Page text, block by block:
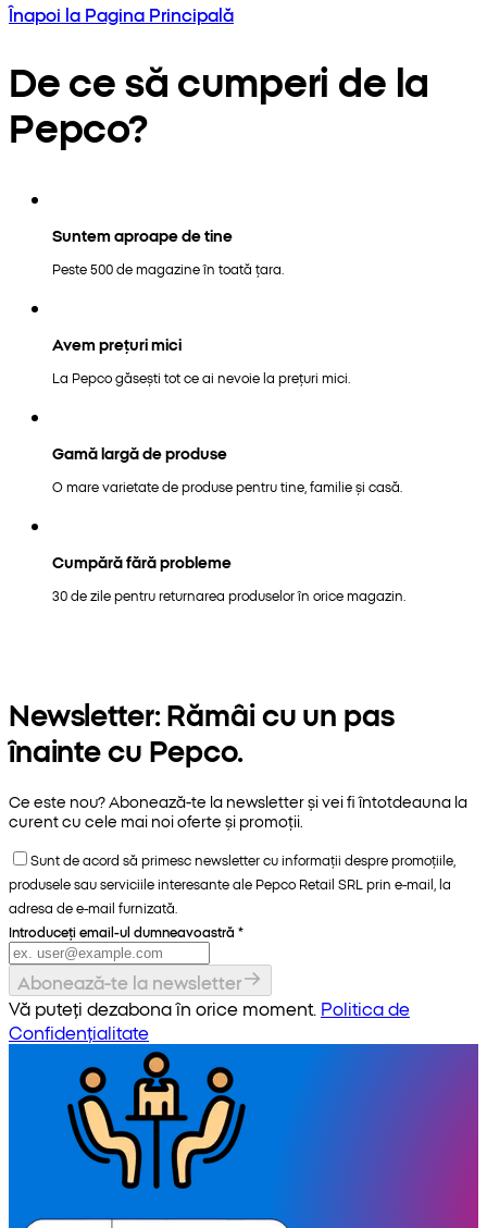
Înapoi la Pagina Principală
De ce să cumperi de la
Pepco?
Suntem aproape de tine
Peste 500 de magazine în toată țara.
Avem prețuri mici
La Pepco găsești tot ce ai nevoie la prețuri mici.
Gamă largă de produse
O mare varietate de produse pentru tine, familie și casă.
Cumpără fără probleme
30 de zile pentru returnarea produselor în orice magazin.
Newsletter: Rămâi cu un pas
înainte cu Pepco.
Ce este nou? Abonează-te la newsletter și vei fi întotdeauna la
curent cu cele mai noi oferte și promoții.
Sunt de acord să primesc newsletter cu informații despre promoțiile,
produsele sau serviciile interesante ale Pepco Retail SRL prin e-mail, la
adresa de e-mail furnizată.
Introduceți email-ul dumneavoastră *
Abonează-te la newsletter
Vă puteți dezabona în orice moment. Politica de
Confidențialitate